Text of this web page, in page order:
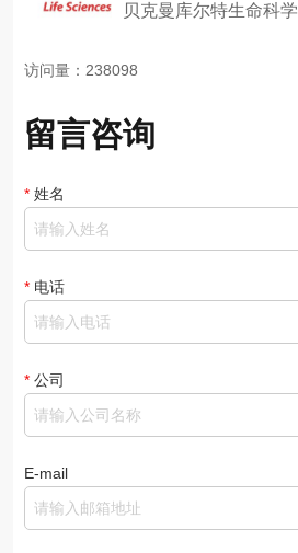
贝克曼库尔特生命科学
访问量：238098
留言咨询
* 姓名
* 电话
* 公司
E-mail